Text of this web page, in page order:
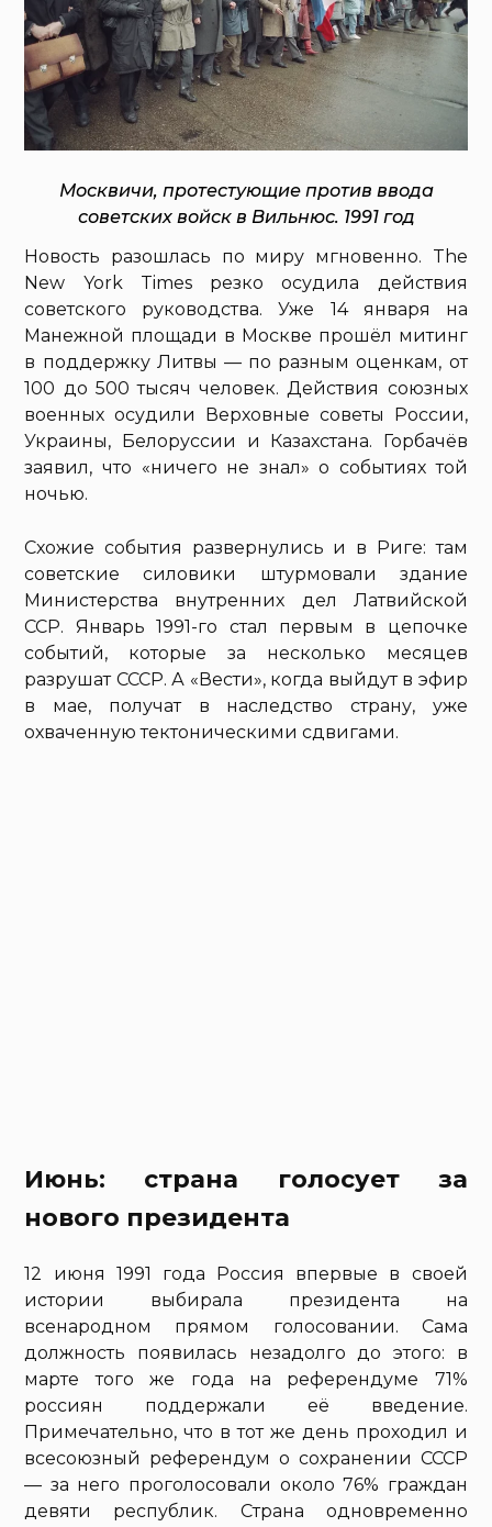
Москвичи, протестующие против ввода
советских войск в Вильнюс. 1991 год
Новость разошлась по миру мгновенно. The
New York Times резко осудила действия
советского руководства. Уже 14 января на
Манежной площади в Москве прошёл митинг
в поддержку Литвы — по разным оценкам, от
100 до 500 тысяч человек. Действия союзных
военных осудили Верховные советы России,
Украины, Белоруссии и Казахстана. Горбачёв
заявил, что «ничего не знал» о событиях той
ночью.
Схожие события развернулись и в Риге: там
советские силовики штурмовали здание
Министерства внутренних дел Латвийской
ССР. Январь 1991-го стал первым в цепочке
событий, которые за несколько месяцев
разрушат СССР. А «Вести», когда выйдут в эфир
в мае, получат в наследство страну, уже
охваченную тектоническими сдвигами.
Июнь: страна голосует за
нового президента
12 июня 1991 года Россия впервые в своей
истории выбирала президента на
всенародном прямом голосовании. Сама
должность появилась незадолго до этого: в
марте того же года на референдуме 71%
россиян поддержали её введение.
Примечательно, что в тот же день проходил и
всесоюзный референдум о сохранении СССР
— за него проголосовали около 76% граждан
девяти республик. Страна одновременно